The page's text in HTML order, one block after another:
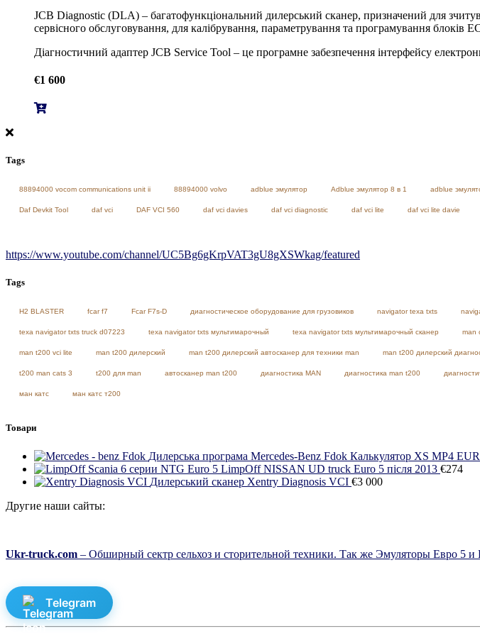
JCB Diagnostic (DLA) – багатофункціональний дилерський сканер, призначений для
сервісного обслуговування, для калібрування, параметрування та програмування блоків
Діагностичний адаптер JCB Service Tool – це програмне забезпечення інтерфейсу
€1 600
Tags
88894000 vocom communications unit ii 88894000 volvo adblue эмулятор Adblue эмулятор 8 в 1 adblue
Daf Devkit Tool daf vci DAF VCI 560 daf vci davies daf vci diagnostic daf vci lite daf vci lite davie
https://www.youtube.com/channel/UC5Bg6gKrpVAT3gU8gXSWkag/featured
Tags
H2 BLASTER fcar f7 Fcar F7s-D диагностическое оборудование для грузовиков navigator texa txts
texa navigator txts truck d07223 texa navigator txts мультимарочный texa navigator txts мультимарочный сканер man
man t200 vci lite man t200 дилерский man t200 дилерский автосканер для техники man man t200 дилерский
t200 man cats 3 t200 для man автосканер man t200 диагностика MAN диагностика man t200
ман катс ман катс т200
Товари
Дилерська програма Mercedes-Benz Fdok Калькулятор XS MP4
LimpOff NISSAN UD truck Euro 5 після 2013 €274
Дилерський сканер Xentry Diagnosis VCI €3 000
Другие наши сайты:
Ukr-truck.com – Обширный сектр сельхоз и сторительной техники. Так же Эмуляторы Евро 5 и
Telegram